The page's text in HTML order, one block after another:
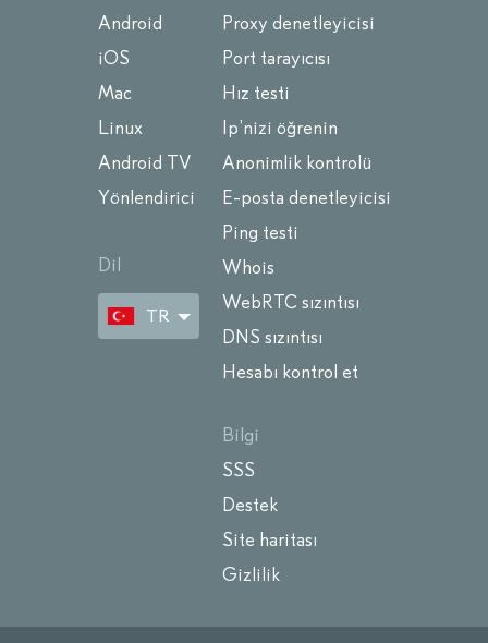
Android
iOS
Mac
Linux
Android TV
Yönlendirici
Dil
TR
Proxy denetleyicisi
Port tarayıcısı
Hız testi
Ip’nizi öğrenin
Anonimlik kontrolü
E-posta denetleyicisi
Ping testi
Whois
WebRTC sızıntısı
DNS sızıntısı
Hesabı kontrol et
Bilgi
SSS
Destek
Site haritası
Gizlilik